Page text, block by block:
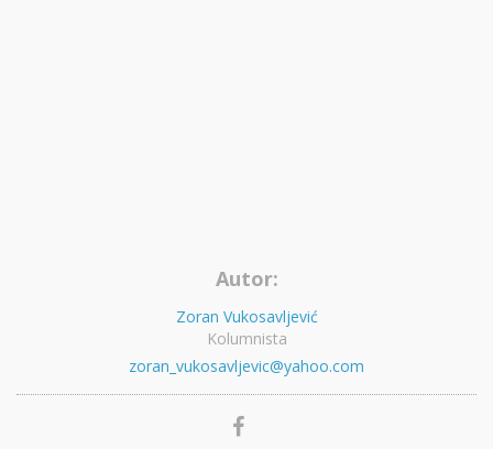
Autor:
Zoran Vukosavljević
Kolumnista
zoran_vukosavljevic@yahoo.com